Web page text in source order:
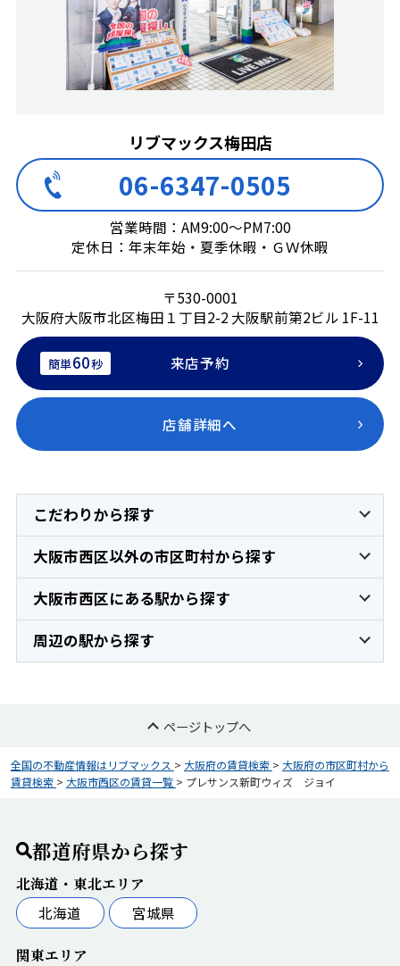
リブマックス梅田店
06-6347-0505
営業時間：AM9:00～PM7:00
定休日：年末年始・夏季休暇・ＧＷ休暇
〒530-0001
大阪府大阪市北区梅田１丁目2-2 大阪駅前第2ビル 1F-11
簡単60秒 来店予約
店舗詳細へ
こだわりから探す
大阪市西区以外の市区町村から探す
大阪市西区にある駅から探す
周辺の駅から探す
ページトップへ
全国の不動産情報はリブマックス > 大阪府の賃貸検索 > 大阪府の市区町村から
賃貸検索 > 大阪市西区の賃貸一覧 > プレサンス新町ウィズ ジョイ
都道府県から探す
北海道・東北エリア
北海道
宮城県
関東エリア